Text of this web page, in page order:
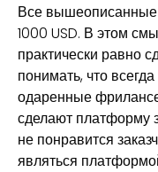
Все вышеописанные
1000 USD. В этом
практически равно
понимать, что
одаренные
сделают платформу
не понравится
являться